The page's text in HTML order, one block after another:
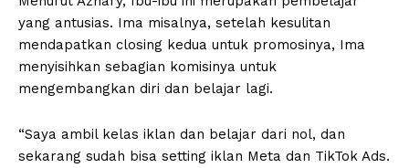
yang antusias. Ima misalnya, setelah kesulitan
mendapatkan closing kedua untuk promosinya, Ima
menyisihkan sebagian komisinya untuk
mengembangkan diri dan belajar lagi.
“Saya ambil kelas iklan dan belajar dari nol, dan
sekarang sudah bisa setting iklan Meta dan TikTok Ads.